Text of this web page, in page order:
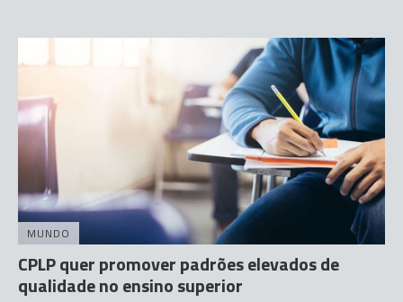
MUNDO
CPLP quer promover padrões elevados de
qualidade no ensino superior